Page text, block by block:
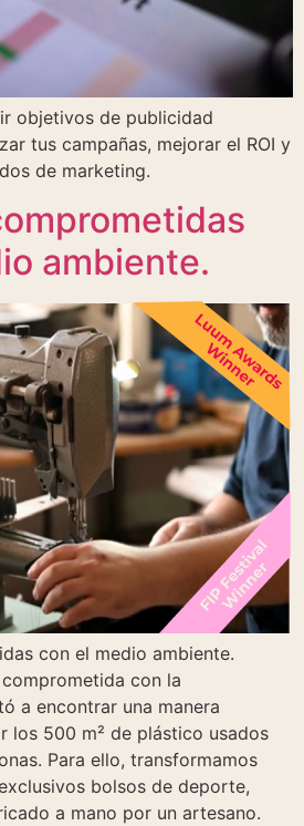
objetivos de publicidad
tus campañas, mejorar el ROI y
de marketing.
ambiente.
con el medio ambiente.
comprometida con la
a encontrar una manera
los 500 m² de plástico usados
Para ello, transformamos
bolsos de deporte,
a mano por un artesano.